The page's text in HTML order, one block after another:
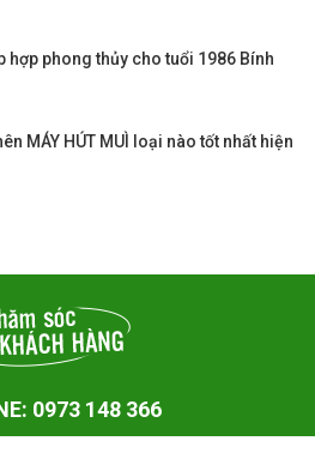
hợp phong thủy cho tuổi 1986 Bính
MÁY HÚT MUÌ loại nào tốt nhất hiện
0973 148 366